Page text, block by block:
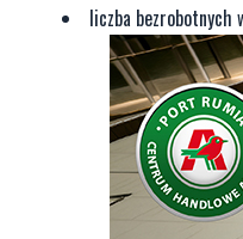
liczba bezrobotnych